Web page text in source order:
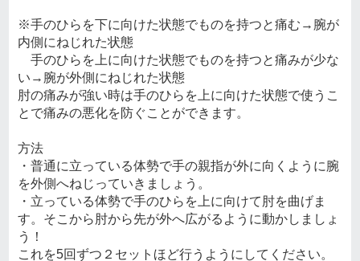
※手のひらを下に向けた状態でものを持つと痛む→腕が
内側にねじれた状態
手のひらを上に向けた状態でものを持つと痛みが少な
い→腕が外側にねじれた状態
肘の痛みが強い時は手のひらを上に向けた状態で使うこ
とで痛みの悪化を防ぐことができます。
方法
・普通に立っている体勢で手の親指が外に向くように腕
を外側へねじっていきましょう。
・立っている体勢で手のひらを上に向けて肘を曲げま
す。そこから肘から先が外へ広がるように動かしましょ
う！
これを5回ずつ２セットほど行うようにしてください。